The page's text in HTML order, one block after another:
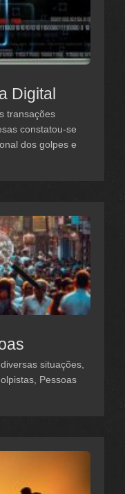
Digital
transações
constatou-se
dos golpes e
situações,
Pessoas